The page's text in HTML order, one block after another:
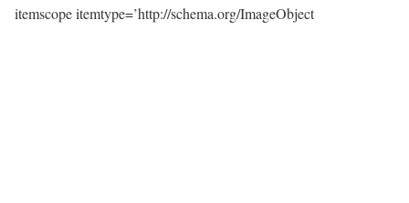
itemscope itemtype=’http://schema.org/ImageObject